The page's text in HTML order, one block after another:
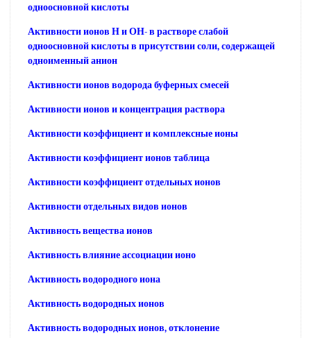
одноосновной кислоты
Активности ионов Н и ОН- в растворе слабой
одноосновной кислоты в присутствии соли, содержащей
одноименный анион
Активности ионов водорода буферных смесей
Активности ионов и концентрация раствора
Активности коэффициент и комплексные ионы
Активности коэффициент ионов таблица
Активности коэффициент отдельных ионов
Активности отдельных видов ионов
Активность вещества ионов
Активность влияние ассоциации ионо
Активность водородного иона
Активность водородных ионов
Активность водородных ионов, отклонение